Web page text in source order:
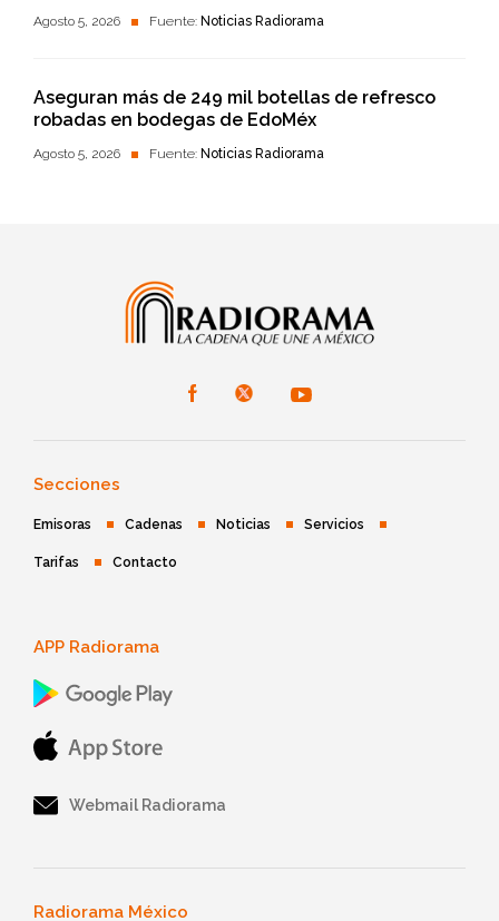
Agosto 5, 2026 Fuente: Noticias Radiorama
Aseguran más de 249 mil botellas de refresco
robadas en bodegas de EdoMéx
Agosto 5, 2026 Fuente: Noticias Radiorama
Secciones
Emisoras Cadenas Noticias Servicios
Tarifas Contacto
APP Radiorama
Webmail Radiorama
Radiorama México